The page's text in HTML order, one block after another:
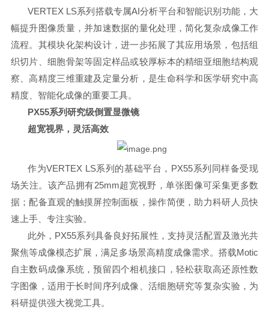
VERTEX LS系列搭载专属AI分析平台和智能识别功能，大
幅提升图像质量，并加速数据的量化处理，简化复杂成像工作
流程。其模块化架构设计，进一步拓展了其应用场景，包括组
织切片、细胞骨架等固定样品或较厚标本的精细亚细胞结构观
察、高精度三维重建及定量分析，是生命科学和医学研究中高
精度、智能化成像的重要工具。
PX55系列研究级倒置显微镜
超宽视界，灵活高效
作为VERTEX LS系列的基础平台，PX55系列同样备受现
场关注。该产品拥有25mm超宽视野，单张图像可采集更多数
据；配备直观的触摸屏控制面板，操作简便，助力科研人员快
速上手、专注实验。
此外，PX55系列具备良好拓展性，支持灵活配置及激光共
聚焦等成像模态扩展，满足多场景高精度成像需求。搭载Motic
自主数码成像系统，预留四个相机接口，轻松获取高还原性数
字图像，适用于长时间序列成像、活细胞研究等复杂实验，为
科研提供强大视觉工具。